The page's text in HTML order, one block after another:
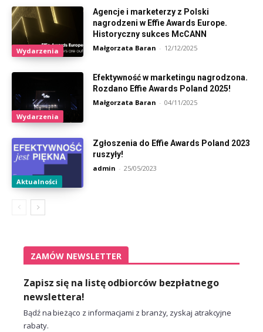
Wydarzenia
Agencje i marketerzy z Polski
nagrodzeni w Effie Awards Europe.
Historyczny sukces McCANN
Małgorzata Baran - 12/12/2025
Wydarzenia
Efektywność w marketingu nagrodzona.
Rozdano Effie Awards Poland 2025!
Małgorzata Baran - 04/11/2025
Aktualności
Zgłoszenia do Effie Awards Poland 2023
ruszyły!
admin - 25/05/2023
ZAMÓW NEWSLETTER
Zapisz się na listę odbiorców bezpłatnego
newslettera!
Bądź na bieżąco z informacjami z branży, zyskaj atrakcyjne
rabaty.